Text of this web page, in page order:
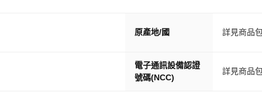
原產地/國 詳見商品
電子通訊設備認證
號碼(NCC)
詳見商品